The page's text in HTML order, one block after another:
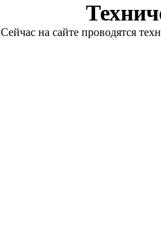
Сейчас на сайте проводятся